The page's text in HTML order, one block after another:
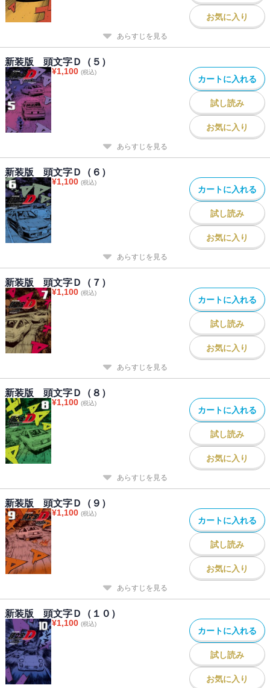
お気に入り
あらすじを見る
新装版 頭文字Ｄ（５）
¥1,100 (税込)
カートに入れる
試し読み
お気に入り
あらすじを見る
新装版 頭文字Ｄ（６）
¥1,100 (税込)
カートに入れる
試し読み
お気に入り
あらすじを見る
新装版 頭文字Ｄ（７）
¥1,100 (税込)
カートに入れる
試し読み
お気に入り
あらすじを見る
新装版 頭文字Ｄ（８）
¥1,100 (税込)
カートに入れる
試し読み
お気に入り
あらすじを見る
新装版 頭文字Ｄ（９）
¥1,100 (税込)
カートに入れる
試し読み
お気に入り
あらすじを見る
新装版 頭文字Ｄ（１０）
¥1,100 (税込)
カートに入れる
試し読み
お気に入り